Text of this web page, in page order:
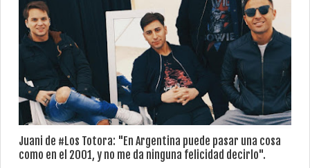
Juani de #Los Totora: "En Argentina puede pasar una cosa
como en el 2001, y no me da ninguna felicidad decirlo".